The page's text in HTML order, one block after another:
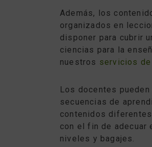
Además, los
organizados en
disponer para cubrir
ciencias para la
nuestros servicios de
Los docentes
secuencias de
contenidos
con el fin de adecuar
niveles y bagajes.